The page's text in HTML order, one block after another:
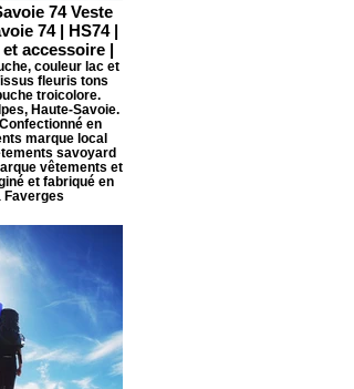
74 Veste
74 | HS74 |
accessoire |
couleur lac et
fleuris tons
troicolore.
Haute-Savoie.
en
marque local
savoyard
vêtements et
et fabriqué en
Faverges